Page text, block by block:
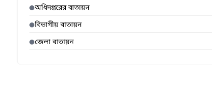
অধিদপ্তরের বাতায়ন
বিভাগীয় বাতায়ন
জেলা বাতায়ন